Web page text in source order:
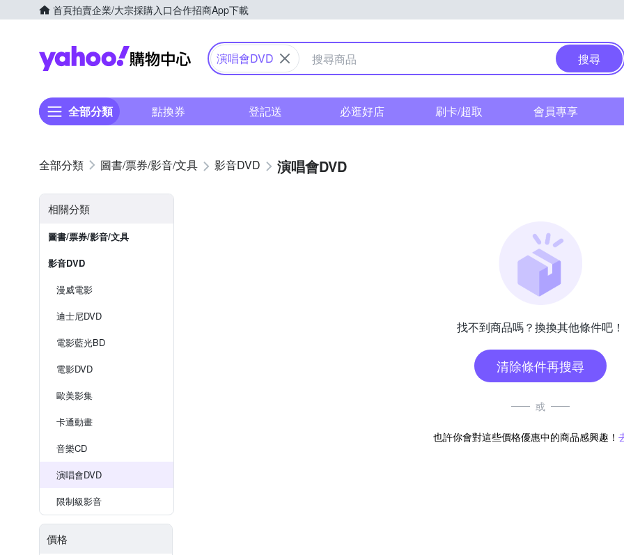
首頁拍賣企業/大宗採購入口合作招商App下載
Yahoo購物中心
演唱會DVD 搜尋
全部分類 點換券 登記送 必逛好店 刷卡/超取 會員專享
圖書/票券/影音/文具 影音DVD 演唱會DVD
相關分類
圖書/票券/影音/文具
影音DVD
漫威電影
迪士尼DVD
電影藍光BD
電影DVD
歐美影集
卡通動畫
音樂CD
演唱會DVD
限制級影音
價格
找不到商品嗎？換換其他條件吧！
清除條件再搜尋
或
也許你會對這些價格優惠中的商品感興趣！